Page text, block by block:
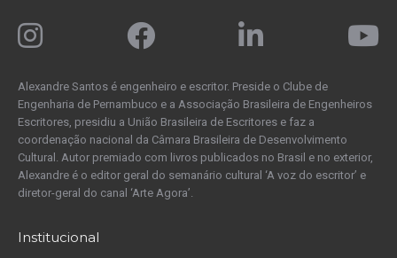
Alexandre Santos é engenheiro e escritor. Preside o Clube de
Engenharia de Pernambuco e a Associação Brasileira de Engenheiros
Escritores, presidiu a União Brasileira de Escritores e faz a
coordenação nacional da Câmara Brasileira de Desenvolvimento
Cultural. Autor premiado com livros publicados no Brasil e no exterior,
Alexandre é o editor geral do semanário cultural ‘A voz do escritor’ e
diretor-geral do canal ‘Arte Agora’.
Institucional